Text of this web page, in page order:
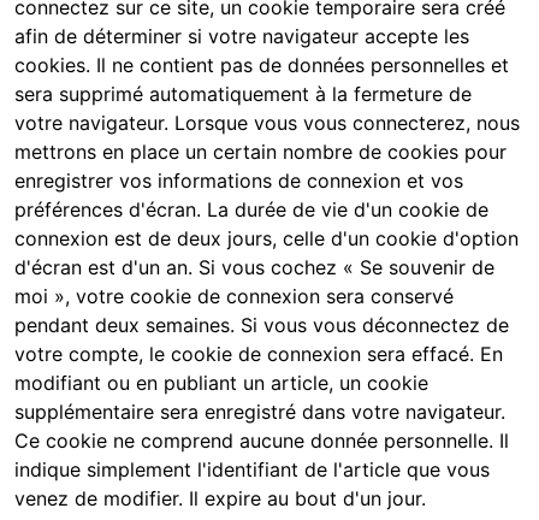
connectez sur ce site, un cookie temporaire sera créé
afin de déterminer si votre navigateur accepte les
cookies. Il ne contient pas de données personnelles et
sera supprimé automatiquement à la fermeture de
votre navigateur. Lorsque vous vous connecterez, nous
mettrons en place un certain nombre de cookies pour
enregistrer vos informations de connexion et vos
préférences d'écran. La durée de vie d'un cookie de
connexion est de deux jours, celle d'un cookie d'option
d'écran est d'un an. Si vous cochez « Se souvenir de
moi », votre cookie de connexion sera conservé
pendant deux semaines. Si vous vous déconnectez de
votre compte, le cookie de connexion sera effacé. En
modifiant ou en publiant un article, un cookie
supplémentaire sera enregistré dans votre navigateur.
Ce cookie ne comprend aucune donnée personnelle. Il
indique simplement l'identifiant de l'article que vous
venez de modifier. Il expire au bout d'un jour.